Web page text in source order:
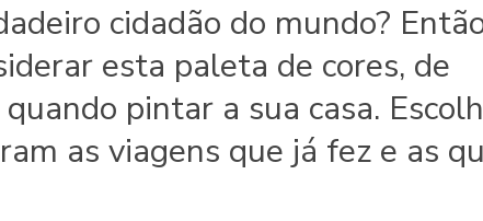
cidadão do mundo?
esta paleta de cores, de
pintar a sua casa.
as viagens que já fez e as